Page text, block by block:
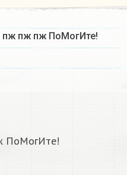
пж пж ПоМогИте!
ПоМогИте!